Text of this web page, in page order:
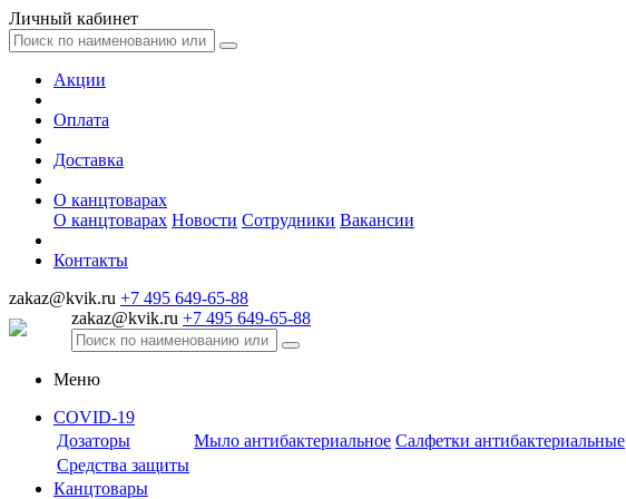
Личный кабинет
Акции
Оплата
Доставка
О канцтоварах
О канцтоварах Новости Сотрудники Вакансии
Контакты
zakaz@kvik.ru +7 495 649-65-88
zakaz@kvik.ru +7 495 649-65-88
Меню
COVID-19
Дозаторы
Мыло антибактериальное Салфетки антибактериальные
Средства защиты
Канцтовары